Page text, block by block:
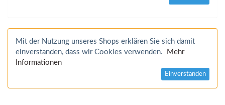
Mit der Nutzung unseres Shops erklären Sie sich damit
einverstanden, dass wir Cookies verwenden.
Mehr
Informationen
Einverstanden